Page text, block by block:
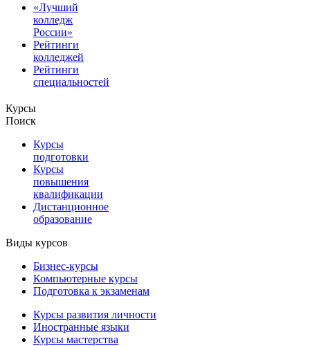
«Лучший
колледж
России»
Рейтинги
колледжей
Рейтинги
специальностей
Курсы
Поиск
Курсы
подготовки
Курсы
повышения
квалификации
Дистанционное
образование
Виды курсов
Бизнес-курсы
Компьютерные курсы
Подготовка к экзаменам
Курсы развития личности
Иностранные языки
Курсы мастерства